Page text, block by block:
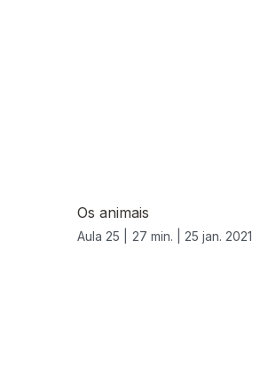
Os animais
Aula 25 | 27 min. | 25 jan. 2021